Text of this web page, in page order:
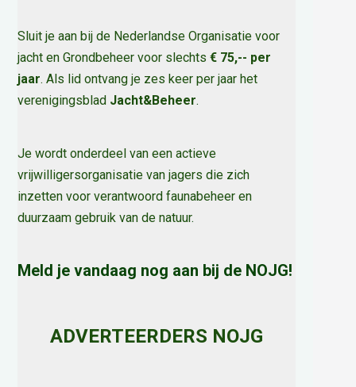
Sluit je aan bij de Nederlandse Organisatie voor
jacht en Grondbeheer voor slechts€ 75,-- per
jaar. Als lid ontvang je zes keer per jaar het
verenigingsblad Jacht&Beheer.
Je wordt onderdeel van een actieve
vrijwilligersorganisatie van jagers die zich
inzetten voor verantwoord faunabeheer en
duurzaam gebruik van de natuur.
Meld je vandaag nog aan bij de NOJG!
ADVERTEERDERS NOJG